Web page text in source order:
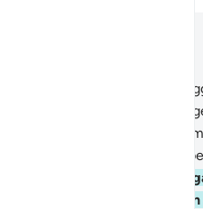
Dan setelah ia
perjalanan) menuju ke
dengan berkata: "Mudah-
menunjukkan jalan yang
ketika dia sampai di
dapati di situ